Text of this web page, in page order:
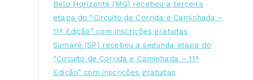
Belo Horizonte (MG) recebeu a terceira
etapa do “Circuito de Corrida e Caminhada –
11ª Edição” com inscrições gratuitas
Sumaré (SP) recebeu a segunda etapa do
“Circuito de Corrida e Caminhada – 11ª
Edição” com inscrições gratuitas